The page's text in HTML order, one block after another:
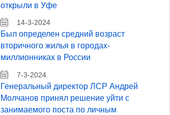
открыли в Уфе
14-3-2024
Был определен средний возраст
вторичного жилья в городах-
миллионниках в России
7-3-2024
Генеральный директор ЛСР Андрей
Молчанов принял решение уйти с
занимаемого поста по личным